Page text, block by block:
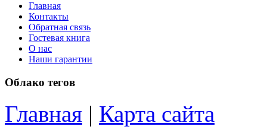
Главная
Контакты
Обратная связь
Гостевая книга
О нас
Наши гарантии
Облако тегов
Главная | Карта сайта